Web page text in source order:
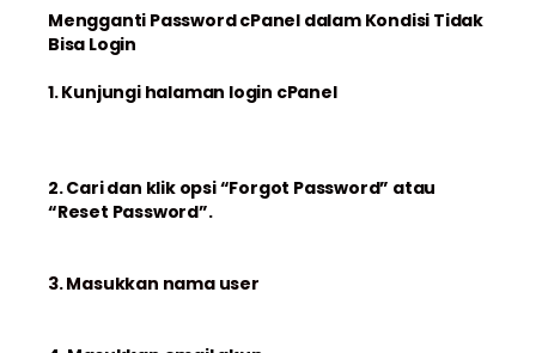
Mengganti Password cPanel dalam Kondisi Tidak
Bisa Login
1.Kunjungi halaman login cPanel
2. Cari dan klik opsi “Forgot Password” atau
“Reset Password”.
3. Masukkan nama user